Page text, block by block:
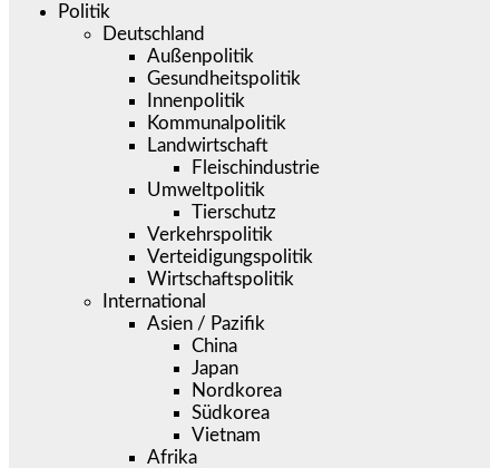
Politik
Deutschland
Außenpolitik
Gesundheitspolitik
Innenpolitik
Kommunalpolitik
Landwirtschaft
Fleischindustrie
Umweltpolitik
Tierschutz
Verkehrspolitik
Verteidigungspolitik
Wirtschaftspolitik
International
Asien / Pazifik
China
Japan
Nordkorea
Südkorea
Vietnam
Afrika